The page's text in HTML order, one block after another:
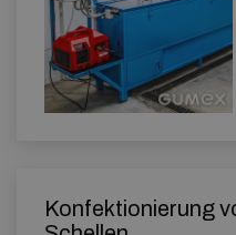
Konfektionierung